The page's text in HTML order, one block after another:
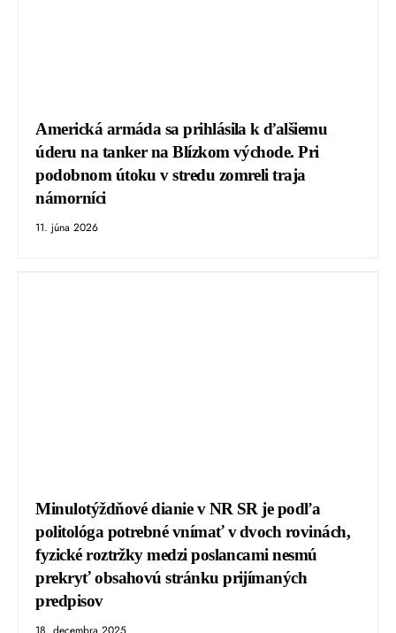
Americká armáda sa prihlásila k ďalšiemu
úderu na tanker na Blízkom východe. Pri
podobnom útoku v stredu zomreli traja
námorníci
11. júna 2026
Minulotýždňové dianie v NR SR je podľa
politológa potrebné vnímať v dvoch rovinách,
fyzické roztržky medzi poslancami nesmú
prekryť obsahovú stránku prijímaných
predpisov